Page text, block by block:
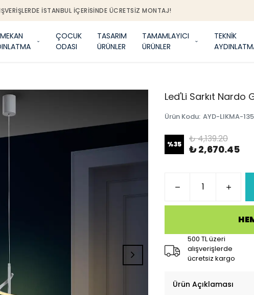
İSTANBUL IÇERISINDE ÜCRETSIZ MONTAJ!
ÇOCUK
ODASI
TASARIM
ÜRÜNLER
TAMAMLAYICI
ÜRÜNLER
TEKNİK
Led'Li Sarkıt Nardo
Ürün Kodu: AYD-LIKMA-
%35 ₺ 4,139.20
₺ 2,670.45
500 TL üzeri
alışverişlerde
ücretsiz kargo
Ürün Açıklaması